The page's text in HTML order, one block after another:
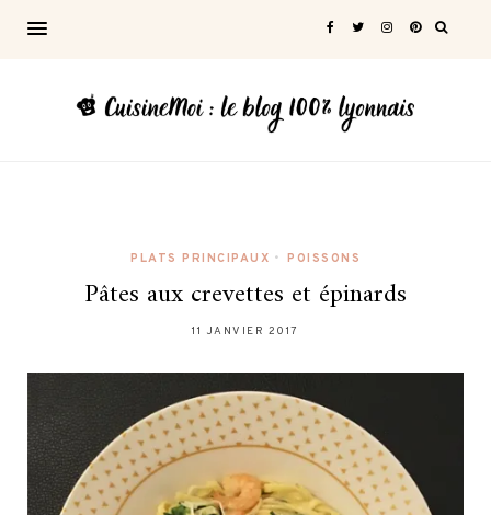
PLATS PRINCIPAUX • POISSONS
Pâtes aux crevettes et épinards
11 JANVIER 2017